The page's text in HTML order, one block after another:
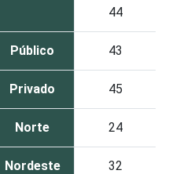
44
Público 43
Privado 45
Norte 24
Nordeste 32